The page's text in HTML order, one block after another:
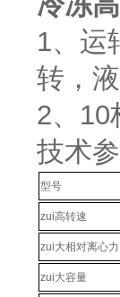
1、运
转，
2、10
技术
型号
zui高转速
zui大相对离心力
zui大容量